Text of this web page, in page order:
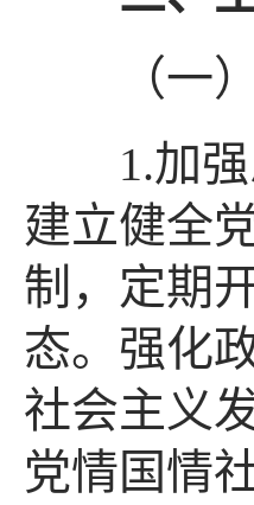
（一）
1.加强
建立健全
制，定期
态。强化
社会主义
党情国情